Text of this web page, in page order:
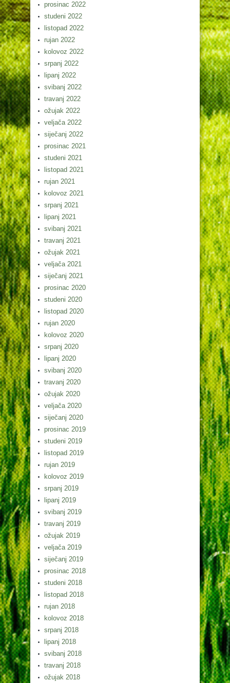
prosinac 2022
studeni 2022
listopad 2022
rujan 2022
kolovoz 2022
srpanj 2022
lipanj 2022
svibanj 2022
travanj 2022
ožujak 2022
veljača 2022
siječanj 2022
prosinac 2021
studeni 2021
listopad 2021
rujan 2021
kolovoz 2021
srpanj 2021
lipanj 2021
svibanj 2021
travanj 2021
ožujak 2021
veljača 2021
siječanj 2021
prosinac 2020
studeni 2020
listopad 2020
rujan 2020
kolovoz 2020
srpanj 2020
lipanj 2020
svibanj 2020
travanj 2020
ožujak 2020
veljača 2020
siječanj 2020
prosinac 2019
studeni 2019
listopad 2019
rujan 2019
kolovoz 2019
srpanj 2019
lipanj 2019
svibanj 2019
travanj 2019
ožujak 2019
veljača 2019
siječanj 2019
prosinac 2018
studeni 2018
listopad 2018
rujan 2018
kolovoz 2018
srpanj 2018
lipanj 2018
svibanj 2018
travanj 2018
ožujak 2018